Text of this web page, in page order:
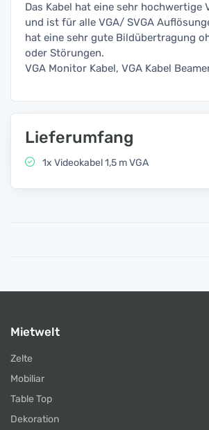
Das Kabel hat eine sehr hochwertige
und ist für alle VGA/ SVGA
hat eine sehr gute Bildübertragung
oder Störungen.
VGA Monitor Kabel, VGA Kabel
Lieferumfang
1x Videokabel 1,5 m VGA
Mietwelt
Zelte
Mobiliar
Table Top
Dekoration